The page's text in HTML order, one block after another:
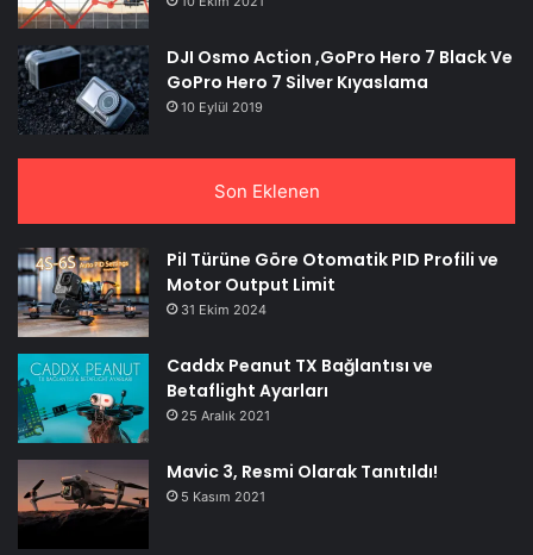
DJI Osmo Action ,GoPro Hero 7 Black Ve
GoPro Hero 7 Silver Kıyaslama
10 Eylül 2019
Son Eklenen
Pil Türüne Göre Otomatik PID Profili ve
Motor Output Limit
31 Ekim 2024
Caddx Peanut TX Bağlantısı ve
Betaflight Ayarları
25 Aralık 2021
Mavic 3, Resmi Olarak Tanıtıldı!
5 Kasım 2021